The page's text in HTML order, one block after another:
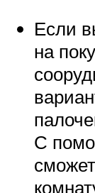
Если
на
С